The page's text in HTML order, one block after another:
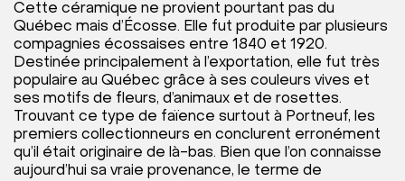
Cette céramique ne provient pourtant pas du
Québec mais d’Écosse. Elle fut produite par plusieurs
compagnies écossaises entre 1840 et 1920.
Destinée principalement à l’exportation, elle fut très
populaire au Québec grâce à ses couleurs vives et
ses motifs de fleurs, d’animaux et de rosettes.
Trouvant ce type de faïence surtout à Portneuf, les
premiers collectionneurs en conclurent erronément
qu’il était originaire de là-bas. Bien que l’on connaisse
aujourd’hui sa vraie provenance, le terme de